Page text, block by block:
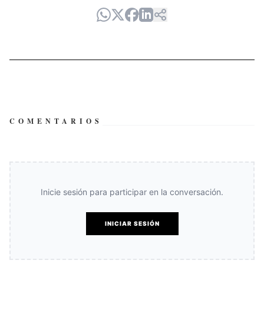
COMENTARIOS
Inicie sesión para participar en la conversación.
INICIAR SESIÓN